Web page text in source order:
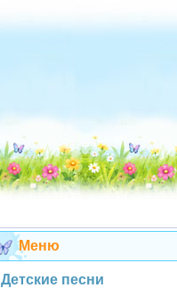
Меню
Детские песни